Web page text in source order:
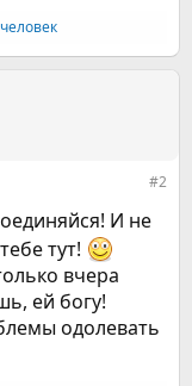
#2
И не
тут!
вчера
ей богу!
одолевать